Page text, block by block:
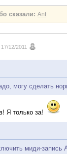
сказали: Ant
17/12/2011
могу сделать
Я только за!
миди-запись